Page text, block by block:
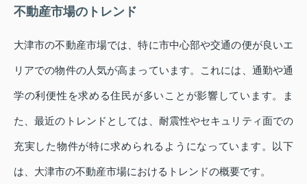
不動産市場のトレンド
大津市の不動産市場では、特に市中心部や交通の便が良いエ
リアでの物件の人気が高まっています。これには、通勤や通
学の利便性を求める住民が多いことが影響しています。ま
た、最近のトレンドとしては、耐震性やセキュリティ面での
充実した物件が特に求められるようになっています。以下
は、大津市の不動産市場におけるトレンドの概要です。